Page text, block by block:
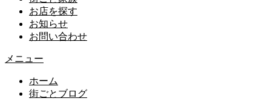
お店を探す
お知らせ
お問い合わせ
メニュー
ホーム
街ごとブログ